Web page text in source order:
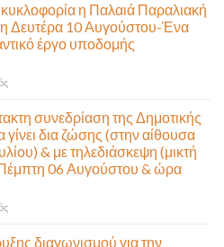
η Παλαιά Παραλιακή
Δευτέρα 10 Αυγούστου-Ένα
έργο υποδομής
στο
κυκλοφορία
η
Παλαιά
Παραλιακή
Ποσειδώνος)
συνεδρίαση της Δημοτικής
δια ζώσης (στην αίθουσα
& με τηλεδιάσκεψη (μικτή
06 Αυγούστου & ώρα
στο
σε
διαγωνισμού για την